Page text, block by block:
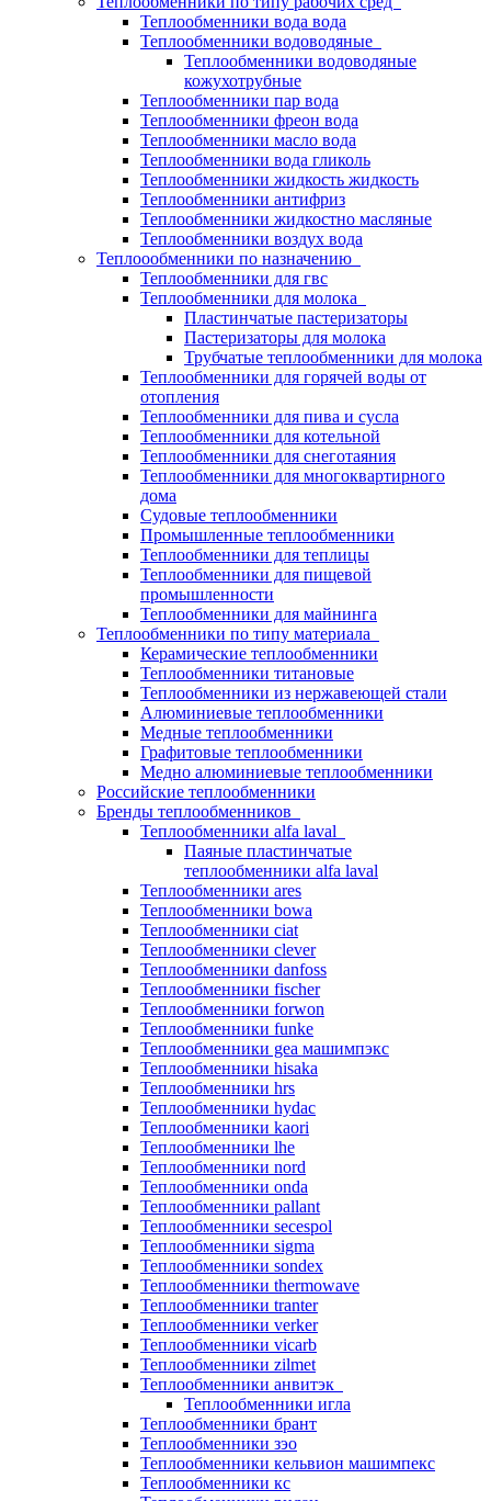
Теплообменники вода вода
Теплообменники водоводяные
Теплообменники водоводяные
кожухотрубные
Теплообменники пар вода
Теплообменники фреон вода
Теплообменники масло вода
Теплообменники вода гликоль
Теплообменники жидкость жидкость
Теплообменники антифриз
Теплообменники жидкостно масляные
Теплообменники воздух вода
Теплоообменники по назначению
Теплообменники для гвс
Теплообменники для молока
Пластинчатые пастеризаторы
Пастеризаторы для молока
Трубчатые теплообменники для молока
Теплообменники для горячей воды от
отопления
Теплообменники для пива и сусла
Теплообменники для котельной
Теплообменники для снеготаяния
Теплообменники для многоквартирного
дома
Судовые теплообменники
Промышленные теплообменники
Теплообменники для теплицы
Теплообменники для пищевой
промышленности
Теплообменники для майнинга
Теплообменники по типу материала
Керамические теплообменники
Теплообменники титановые
Теплообменники из нержавеющей стали
Алюминиевые теплообменники
Медные теплообменники
Графитовые теплообменники
Медно алюминиевые теплообменники
Российские теплообменники
Бренды теплообменников
Теплообменники alfa laval
Паяные пластинчатые
теплообменники alfa laval
Теплообменники ares
Теплообменники bowa
Теплообменники ciat
Теплообменники clever
Теплообменники danfoss
Теплообменники fischer
Теплообменники forwon
Теплообменники funke
Теплообменники gea машимпэкс
Теплообменники hisaka
Теплообменники hrs
Теплообменники hydac
Теплообменники kaori
Теплообменники lhe
Теплообменники nord
Теплообменники onda
Теплообменники pallant
Теплообменники secespol
Теплообменники sigma
Теплообменники sondex
Теплообменники thermowave
Теплообменники tranter
Теплообменники verker
Теплообменники vicarb
Теплообменники zilmet
Теплообменники анвитэк
Теплообменники игла
Теплообменники брант
Теплообменники зэо
Теплообменники кельвион машимпекс
Теплообменники кс